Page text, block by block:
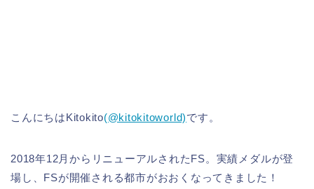
こんにちはKitokito(@kitokitoworld)です。
2018年12月からリニューアルされたFS。実績メダルが登
場し、FSが開催される都市がおおくなってきました！